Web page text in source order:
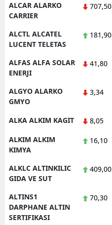
ALCAR ALARKO
CARRIER
707,50
ALCTL ALCATEL
LUCENT TELETAS
181,90
ALFAS ALFA SOLAR
ENERJI
41,80
ALGYO ALARKO
GMYO
3,34
ALKA ALKIM KAGIT 8,05
ALKIM ALKIM
KIMYA
16,10
ALKLC ALTINKILIC
GIDA VE SUT
409,00
ALTINS1
DARPHANE ALTIN
SERTIFIKASI
70,30